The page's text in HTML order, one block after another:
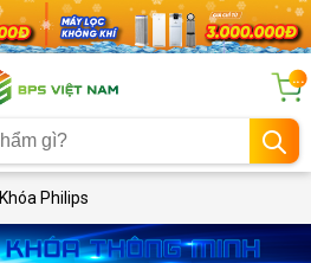
...
Khóa Philips